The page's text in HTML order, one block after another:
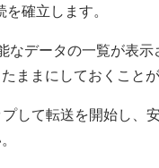
確立します。
なデータの一覧が表
ままにしておくことが
して転送を開始し、